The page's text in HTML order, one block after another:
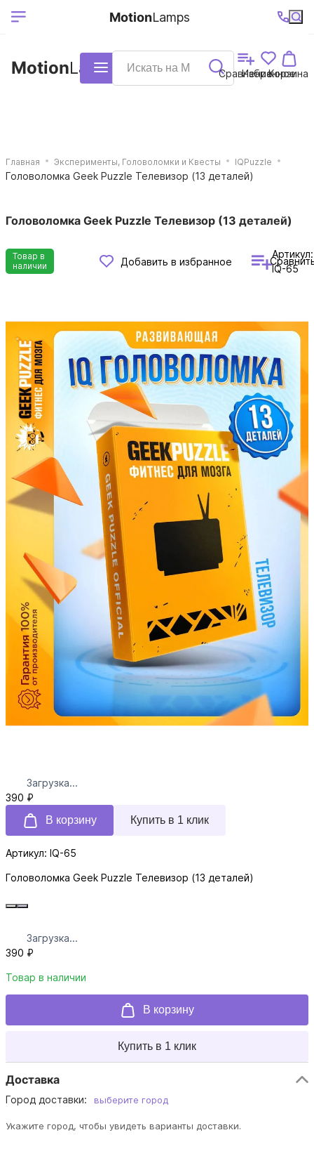
Ваш регион
Выберите ваш
+7 (495)740-
38-68
График
работы
MotionLamps Каталог Сравнение
Избранное
Корзина
MotionLamps
Главная Эксперименты, Головоломки и Квесты IQPuzzle
Головоломка Geek Puzzle Телевизор (13 деталей)
Головоломка Geek Puzzle Телевизор (13 деталей)
Товар в
наличии
Добавить в избранное
Артикул:
IQ-65
Загрузка...
390 ₽
В корзину
Купить в 1 клик
Артикул: IQ-65
Головоломка Geek Puzzle Телевизор (13 деталей)
Загрузка...
390 ₽
Товар в наличии
В корзину
Купить в 1 клик
Доставка
Город доставки: выберите город
Укажите город, чтобы увидеть варианты доставки.